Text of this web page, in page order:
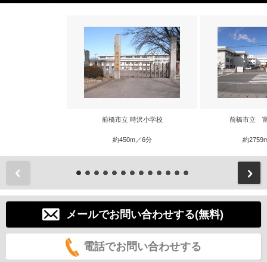
前橋市立 時沢小学校
約450m／6分
前橋市立
約
メールでお問い合わせする(無料)
電話でお問い合わせする